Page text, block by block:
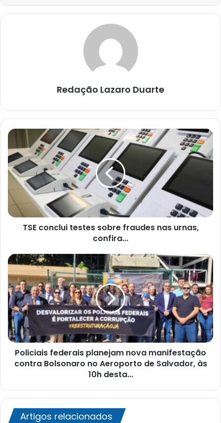
Redação Lazaro Duarte
TSE
testes
sobre
fraudes
urnas,
confira...
TSE conclui testes sobre fraudes nas urnas,
confira...
Policiais
federais
planejam
nova
manifestação
contra
Bolsonaro
no
Aeroporto
Salvador,
desta...
Policiais federais planejam nova manifestação
contra Bolsonaro no Aeroporto de Salvador, às
10h desta...
Artigos relacionados